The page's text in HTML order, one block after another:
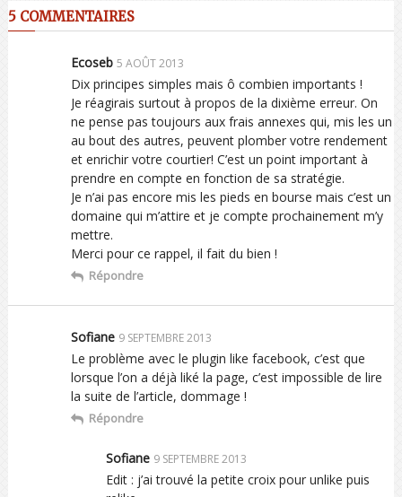
5 COMMENTAIRES
Ecoseb 5 AOÛT 2013
Dix principes simples mais ô combien importants !
Je réagirais surtout à propos de la dixième erreur. On
ne pense pas toujours aux frais annexes qui, mis les un
au bout des autres, peuvent plomber votre rendement
et enrichir votre courtier! C’est un point important à
prendre en compte en fonction de sa stratégie.
Je n’ai pas encore mis les pieds en bourse mais c’est un
domaine qui m’attire et je compte prochainement m’y
mettre.
Merci pour ce rappel, il fait du bien !
Répondre
Sofiane 9 SEPTEMBRE 2013
Le problème avec le plugin like facebook, c’est que
lorsque l’on a déjà liké la page, c’est impossible de lire
la suite de l’article, dommage !
Répondre
Sofiane 9 SEPTEMBRE 2013
Edit : j’ai trouvé la petite croix pour unlike puis